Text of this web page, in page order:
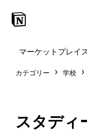
マーケットプレイ
カテゴリー 学校
スタディ